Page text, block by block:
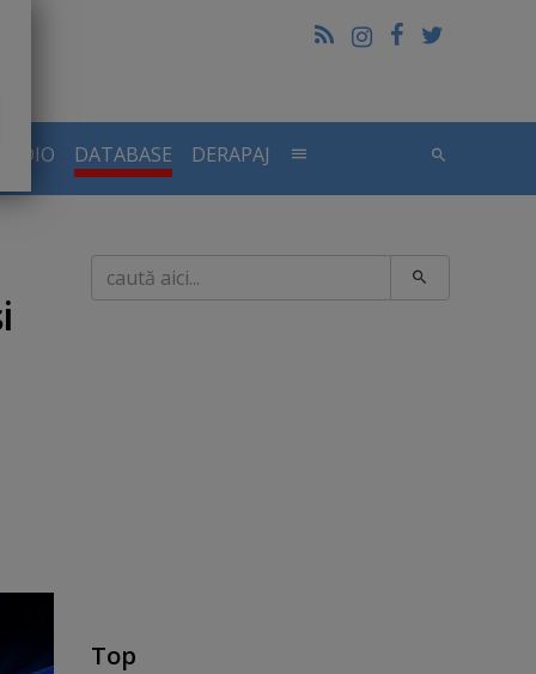
DATABASE DERAPAJ
Caută
Top